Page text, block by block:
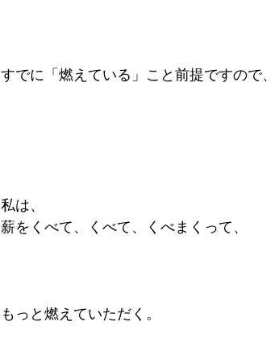
すでに「燃えている」こと前提ですので、
私は、
薪をくべて、くべて、くべまくって、
もっと燃えていただく。